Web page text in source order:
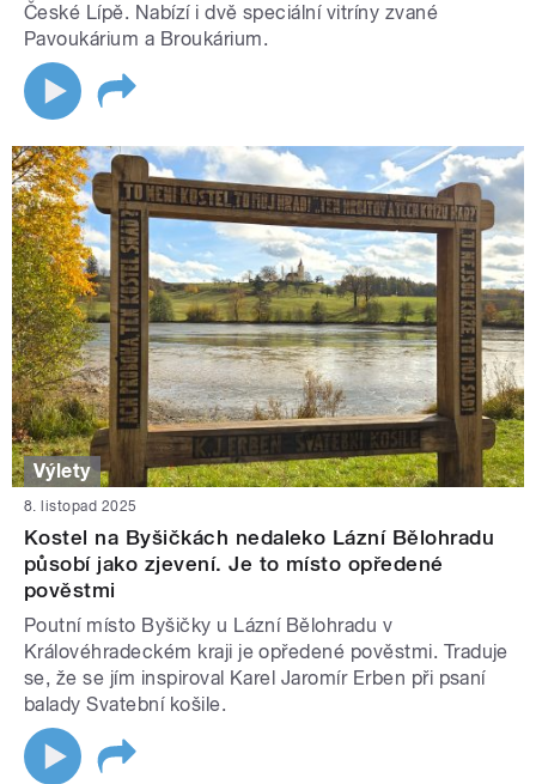
České Lípě. Nabízí i dvě speciální vitríny zvané
Pavoukárium a Broukárium.
Výlety
8. listopad 2025
Kostel na Byšičkách nedaleko Lázní Bělohradu
působí jako zjevení. Je to místo opředené
pověstmi
Poutní místo Byšičky u Lázní Bělohradu v
Královéhradeckém kraji je opředené pověstmi. Traduje
se, že se jím inspiroval Karel Jaromír Erben při psaní
balady Svatební košile.